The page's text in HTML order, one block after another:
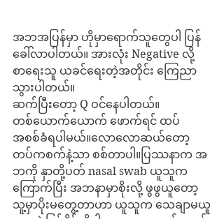
အဘအပြန်မှာ ဟိုမှာရောက်သူတွေပါ ပြန်
ခေါ်လာပါတယ်။ အားလုံး Negative လို့
စာရေးသူ ယခင်ရေးတဲ့အတိုင်း ကြေညာ
သွားပါတယ်။
ဆက်ပြီးတော့ Q ဝင်နေပါတယ်။
တစ်ယောက်ယောက် ဖောက်ရင် ထပ်
အစစ်ခံရပါမယ်။လောလောဆယ်တော့
တပ်ကစက်နဲ့သာ စစ်တာပါ။ပြဿနာက အ
ဘကို နှာတို့ပတ် nasal swab ယူသူက
ကြောက်ပြီး အဘနာမှာစိုးလို့ ဖွဖွယူတော့
သူ့မှာပိုးမတွေ့တာဟာ ယူသူက သေချာမယူ